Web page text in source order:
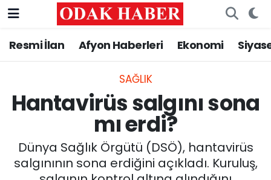
Resmi İlan Afyon Haberleri Ekonomi
SAĞLIK
Hantavirüs salgını sona
mı erdi?
Dünya Sağlık Örgütü (DSÖ), hantavirüs
salgınının sona erdiğini açıkladı. Kuruluş,
AFYONKARAHİSAR HABERLERİ
ASAYİŞ
SİYASET
Nöbetçi Eczaneler
Trafik Durumu
Süper Lig Puan Durumu ve Fikstür
Tüm Manşetler